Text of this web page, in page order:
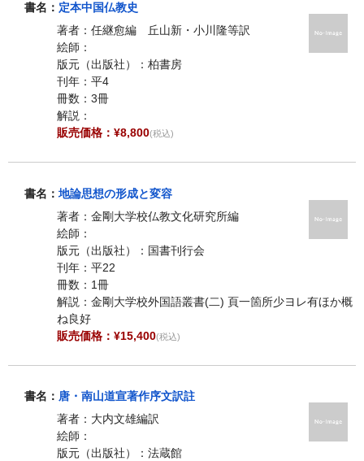
書名： 定本中国仏教史
著者：任継愈編 丘山新・小川隆等訳
絵師：
版元（出版社）：柏書房
刊年：平4
冊数：3冊
解説：
販売価格：¥8,800(税込)
書名： 地論思想の形成と変容
著者：金剛大学校仏教文化研究所編
絵師：
版元（出版社）：国書刊行会
刊年：平22
冊数：1冊
解説：金剛大学校外国語叢書(二) 頁一箇所少ヨレ有ほか概
ね良好
販売価格：¥15,400(税込)
書名： 唐・南山道宣著作序文訳註
著者：大内文雄編訳
絵師：
版元（出版社）：法蔵館